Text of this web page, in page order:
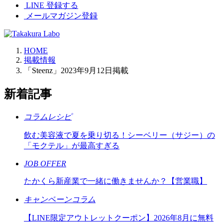
LINE 登録する
メールマガジン登録
HOME
掲載情報
「Steenz」2023年9月12日掲載
新着記事
コラムレシピ
飲む美容液で夏を乗り切る！シーベリー（サジー）の
「モクテル」が最高すぎる
JOB OFFER
たかくら新産業で一緒に働きませんか？【営業職】
キャンペーンコラム
【LINE限定アウトレットクーポン】2026年8月に無料